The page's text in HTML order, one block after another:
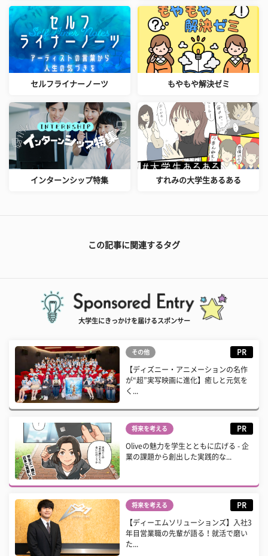
セルフライナーノーツ もやもや解決ゼミ
インターンシップ特集 すれみの大学生あるある
この記事に関連するタグ
大学生にきっかけを届けるスポンサー
その他 PR
【ディズニー・アニメーションの名作
が“超”実写映画に進化】癒しと元気を
く...
将来を考える PR
Oliveの魅力を学生とともに広げる - 企
業の課題から創出した実践的な...
将来を考える PR
【ディーエムソリューションズ】入社3
年目営業職の先輩が語る！就活で磨い
た...